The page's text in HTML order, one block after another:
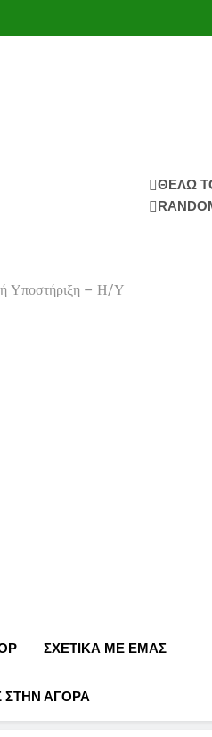
Υποστήριξη – Η/Υ
ΘΕΛΩ
ΣΧΕΤΙΚΆ ΜΕ ΕΜΆΣ
ΣΤΗΝ ΑΓΟΡΑ